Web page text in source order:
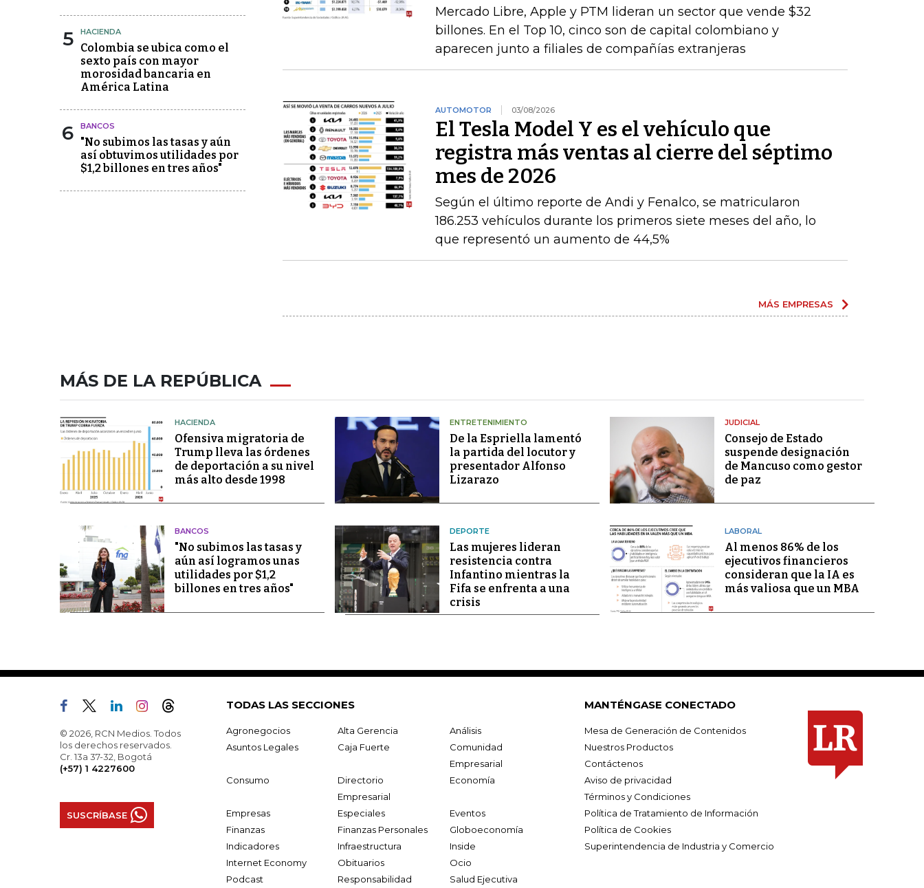
5 HACIENDA
Colombia se ubica como el
sexto país con mayor
morosidad bancaria en
América Latina
6 BANCOS
"No subimos las tasas y aún
así obtuvimos utilidades por
$1,2 billones en tres años"
Mercado Libre, Apple y PTM lideran un sector que vende $32
billones. En el Top 10, cinco son de capital colombiano y
aparecen junto a filiales de compañías extranjeras
AUTOMOTOR 03/08/2026
El Tesla Model Y es el vehículo que
registra más ventas al cierre del séptimo
mes de 2026
Según el último reporte de Andi y Fenalco, se matricularon
186.253 vehículos durante los primeros siete meses del año, lo
que representó un aumento de 44,5%
MÁS EMPRESAS
MÁS DE LA REPÚBLICA
HACIENDA
Ofensiva migratoria de
Trump lleva las órdenes
de deportación a su nivel
más alto desde 1998
ENTRETENIMIENTO
De la Espriella lamentó
la partida del locutor y
presentador Alfonso
Lizarazo
JUDICIAL
Consejo de Estado
suspende designación
de Mancuso como gestor
de paz
BANCOS
"No subimos las tasas y
aún así logramos unas
utilidades por $1,2
billones en tres años"
DEPORTE
Las mujeres lideran
resistencia contra
Infantino mientras la
Fifa se enfrenta a una
crisis
LABORAL
Al menos 86% de los
ejecutivos financieros
consideran que la IA es
más valiosa que un MBA
© 2026, RCN Medios. Todos
los derechos reservados.
Cr. 13a 37-32, Bogotá
(+57) 1 4227600
SUSCRÍBASE
TODAS LAS SECCIONES
Agronegocios Alta Gerencia
Análisis
Asuntos Legales
Caja Fuerte
Comunidad
Empresarial
Consumo
Directorio
Empresarial
Economía
Empresas Especiales
Eventos
Finanzas
Finanzas Personales
Globoeconomía
Indicadores
Infraestructura
Inside
Internet Economy
Obituarios
Ocio
Podcast
Responsabilidad Salud Ejecutiva
MANTÉNGASE CONECTADO
Mesa de Generación de Contenidos
Nuestros Productos
Contáctenos
Aviso de privacidad
Términos y Condiciones
Política de Tratamiento de Información
Política de Cookies
Superintendencia de Industria y Comercio